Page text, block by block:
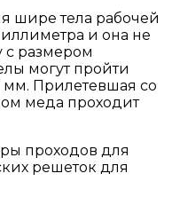
шире тела рабочей
и она не
с размером
могут пройти
мм. Прилетевшая со
меда проходит
проходов для
решеток для